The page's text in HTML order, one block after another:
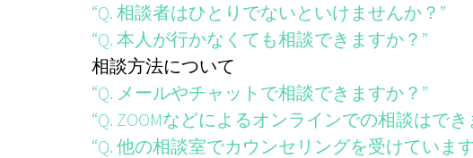
“Q. 相談者はひとりでないといけませんか？”
“Q. 本人が行かなくても相談できますか？”
相談方法について
“Q. メールやチャットで相談できますか？”
“Q. ZOOMなどによるオンラインでの相談はでき
“Q. 他の相談室でカウンセリングを受けてい